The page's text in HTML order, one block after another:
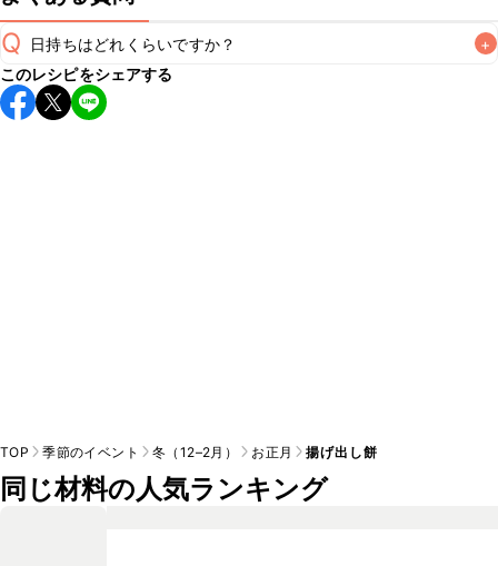
Q 日持ちはどれくらいですか？ +
こちらのレシピは出来たてをお召し上がりいただくことをお
すすめします。
このレシピをシェアする
TOP 季節のイベント 冬（12–2月） お正月 揚げ出し餅
同じ材料の人気ランキング